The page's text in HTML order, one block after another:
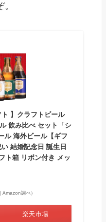
。
ト 】クラフトビール
飲み比べ セット「シ
ル 海外ビール【ギフ
結婚記念日 誕生日
ト箱 リボン付き メッ
調べ）
楽天市場